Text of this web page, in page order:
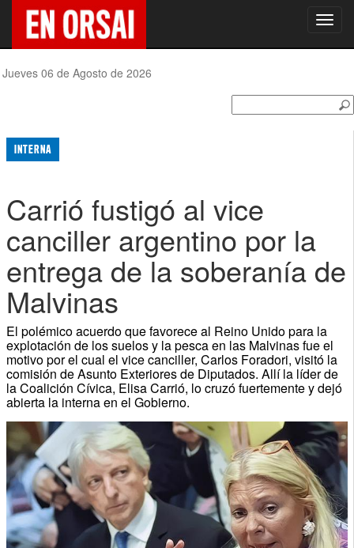
Jueves 06 de Agosto de 2026
INTERNA
Carrió fustigó al vice
canciller argentino por la
entrega de la soberanía de
Malvinas
El polémico acuerdo que favorece al Reino Unido para la
explotación de los suelos y la pesca en las Malvinas fue el
motivo por el cual el vice canciller, Carlos Foradori, visitó la
comisión de Asunto Exteriores de Diputados. Allí la líder de
la Coalición Cívica, Elisa Carrió, lo cruzó fuertemente y dejó
abierta la interna en el Gobierno.